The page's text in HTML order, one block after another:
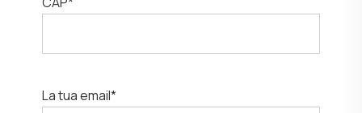
La tua email*